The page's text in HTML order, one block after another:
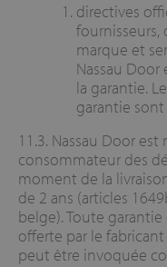
directives
fournisseurs,
marque et
Nassau
la garantie.
garantie
11.3. Nassau Door
consommateur des
moment de la
de 2 ans (articles
belge). Toute
offerte par le
peut être invoquée